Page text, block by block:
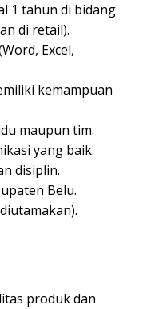
1 tahun di bidang
di retail).
Excel,
kemampuan
maupun tim.
yang baik.
disiplin.
Belu.
produk dan